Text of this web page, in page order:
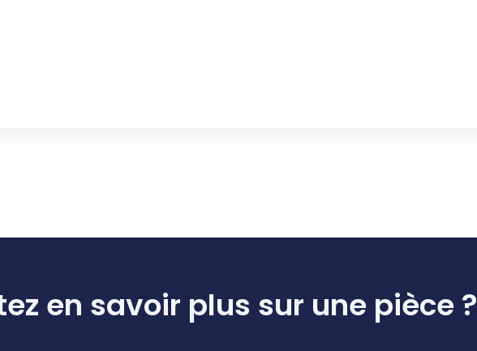
en savoir plus sur une pièce ?